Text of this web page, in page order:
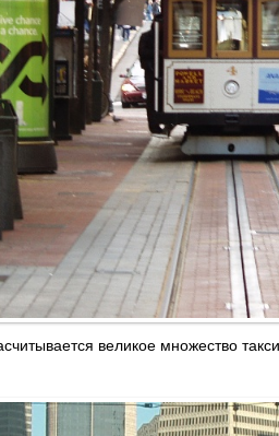
великое множество